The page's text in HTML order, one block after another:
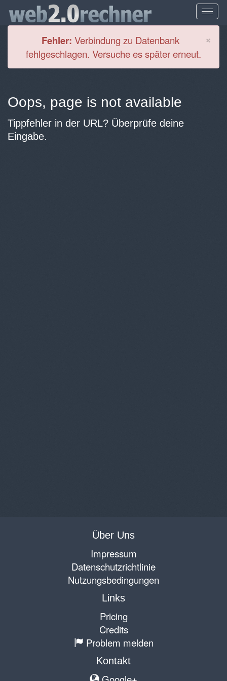
×
Fehler: Verbindung zu Datenbank
fehlgeschlagen. Versuche es später erneut.
Oops, page is not available
Tippfehler in der URL? Überprüfe deine
Eingabe.
Über Uns
Impressum
Datenschutzrichtlinie
Nutzungsbedingungen
Links
Pricing
Credits
Problem melden
Kontakt